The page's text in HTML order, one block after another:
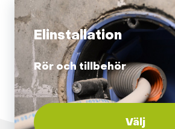
Elinstallation
Rör och tillbehör
Välj